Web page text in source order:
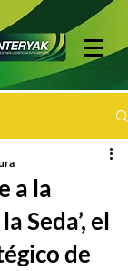
a la
Seda’, el
de